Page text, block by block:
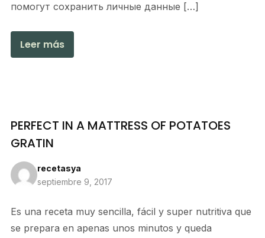
помогут сохранить личные данные […]
Leer más
PERFECT IN A MATTRESS OF POTATOES
GRATIN
recetasya
septiembre 9, 2017
Es una receta muy sencilla, fácil y super nutritiva que
se prepara en apenas unos minutos y queda